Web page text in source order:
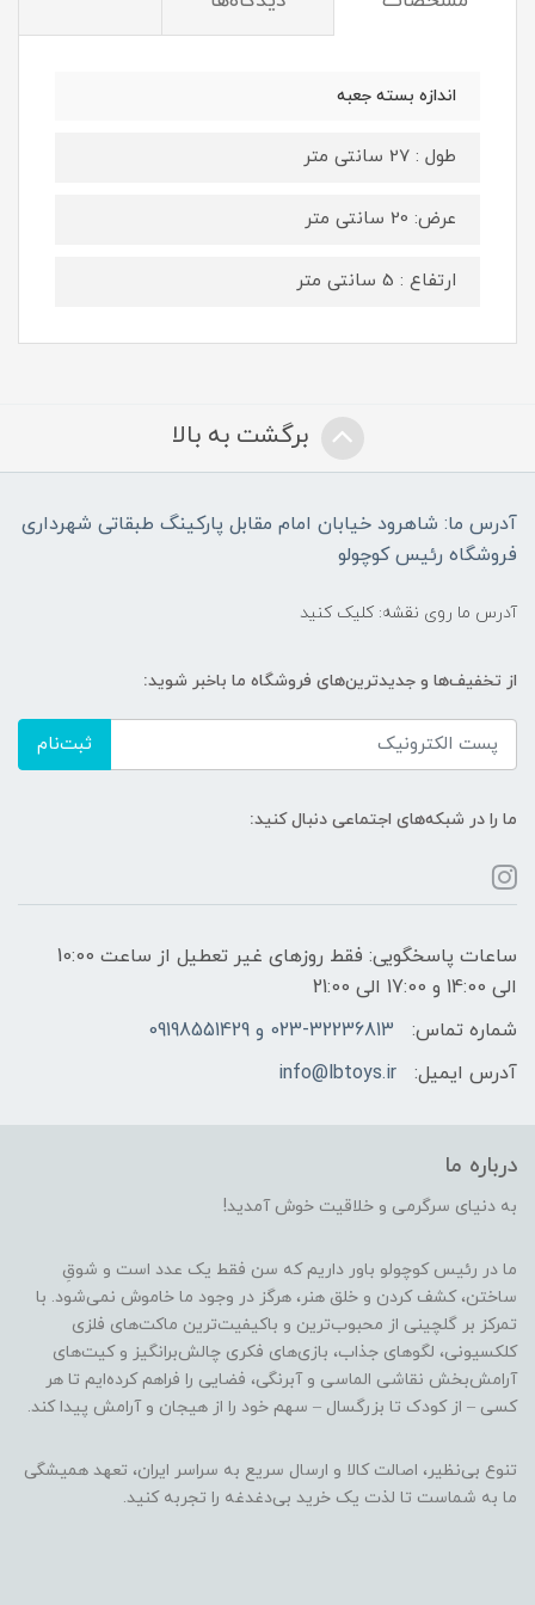
اندازه بسته جعبه
طول : 27 سانتی متر
عرض: 20 سانتی متر
ارتفاع : 5 سانتی متر
برگشت به بالا
آدرس ما: شاهرود خیابان امام مقابل پارکینگ طبقاتی شهرداری
فروشگاه رئیس کوچولو
آدرس ما روی نقشه: کلیک کنید
از تخفیف‌ها و جدیدترین‌های فروشگاه ما باخبر شوید:
ثبت‌نام
ما را در شبکه‌های اجتماعی دنبال کنید:
ساعات پاسخگویی: فقط روزهای غیر تعطیل از ساعت 10:00
الی 14:00 و 17:00 الی 21:00
شماره تماس:
023-32236813 و 09198551429
آدرس ایمیل:
info@lbtoys.ir
درباره ما
به دنیای سرگرمی و خلاقیت خوش آمدید!
ما در رئیس کوچولو باور داریم که سن فقط یک عدد است و شوقِ
ساختن، کشف کردن و خلق هنر، هرگز در وجود ما خاموش نمی‌شود. با
تمرکز بر گلچینی از محبوب‌ترین و باکیفیت‌ترین ماکت‌های فلزی
کلکسیونی، لگوهای جذاب، بازی‌های فکری چالش‌برانگیز و کیت‌های
آرامش‌بخش نقاشی الماسی و آبرنگی، فضایی را فراهم کرده‌ایم تا هر
کسی – از کودک تا بزرگسال – سهم خود را از هیجان و آرامش پیدا کند.
تنوع بی‌نظیر، اصالت کالا و ارسال سریع به سراسر ایران، تعهد همیشگی
ما به شماست تا لذت یک خرید بی‌دغدغه را تجربه کنید.